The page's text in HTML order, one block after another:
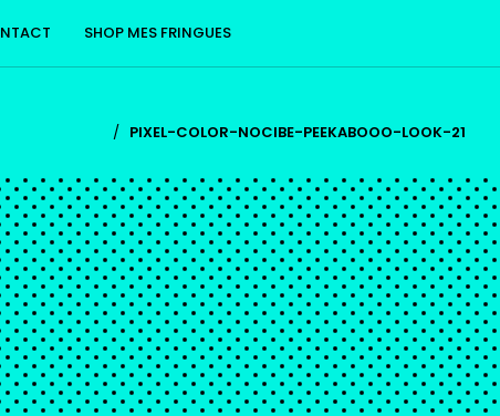
SHOP MES FRINGUES
/ PIXEL-COLOR-NOCIBE-PEEKABOOO-LOOK-21